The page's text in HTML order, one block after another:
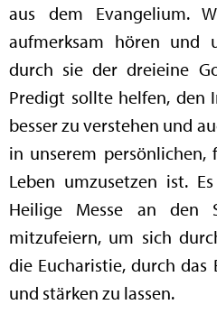
aus dem Evangelium.
aufmerksam hören und
durch sie der dreieine
Predigt sollte helfen, den
besser zu verstehen und
in unserem persönlichen,
Leben umzusetzen ist.
Heilige Messe an den
mitzufeiern, um sich
die Eucharistie, durch das
und stärken zu lassen.